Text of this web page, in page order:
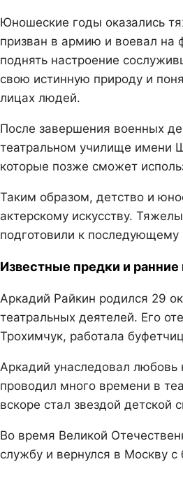
Юношеские годы оказались
призван в армию и воевал на
поднять настроение
свою истинную природу и
лицах людей.
После завершения военных
театральном училище имени
которые позже сможет
Таким образом, детство и
актерскому искусству.
подготовили к последующему
Известные предки и ранние
Аркадий Райкин родился 29
театральных деятелей. Его
Трохимчук, работала
Аркадий унаследовал любовь
проводил много времени в
вскоре стал звездой детской
Во время Великой
службу и вернулся в Москву